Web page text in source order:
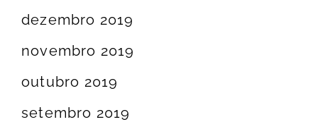
dezembro 2019
novembro 2019
outubro 2019
setembro 2019